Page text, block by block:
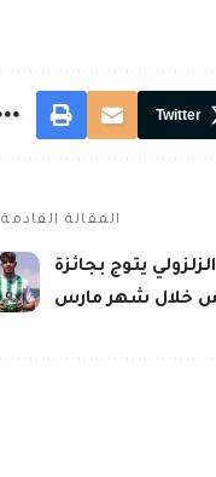
Twitter
المقالة القادمة
يتوج بجائزة
خلال شهر مارس